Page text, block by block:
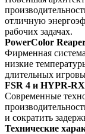
отличную
рабочих задачах.
PowerColor
Фирменная
низкие
длительных
FSR 4 и HYPR-RX
Современные
и сократить
Технические